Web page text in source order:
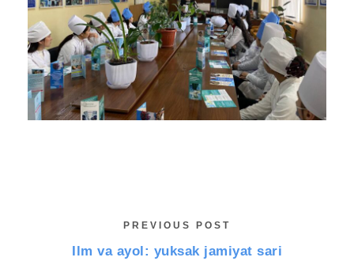
PREVIOUS POST
Ilm va ayol: yuksak jamiyat sari